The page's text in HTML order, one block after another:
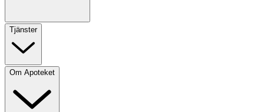
Tjänster
Om Apoteket